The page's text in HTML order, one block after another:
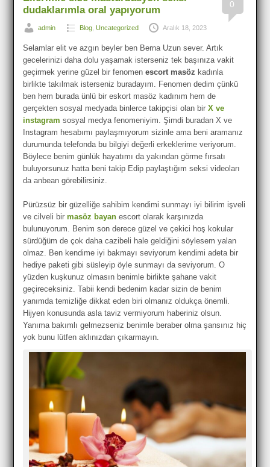
0
dudaklarımla oral yapıyorum
admin Blog ,Uncategorized Aralık 18, 2023
Selamlar elit ve azgın beyler ben Berna Uzun sever. Artık
gecelerinizi daha dolu yaşamak isterseniz tek başınıza vakit
geçirmek yerine güzel bir fenomenescort masöz kadınla
birlikte takılmak isterseniz buradayım. Fenomen dedim çünkü
ben hem burada ünlü bir eskort masöz kadınım hem de
gerçekten sosyal medyada binlerce takipçisi olan birX ve
instagram sosyal medya fenomeniyim. Şimdi buradan X ve
Instagram hesabımı paylaşmıyorum sizinle ama beni aramanız
durumunda telefonda bu bilgiyi değerli erkeklerime veriyorum.
Böylece benim günlük hayatımı da yakından görme fırsatı
buluyorsunuz hatta beni takip Edip paylaştığım seksi videoları
da anbean görebilirsiniz.
Pürüzsüz bir güzelliğe sahibim kendimi sunmayı iyi bilirim işveli
ve cilveli birmasöz bayan escort olarak karşınızda
bulunuyorum. Benim son derece güzel ve çekici hoş kokular
sürdüğüm de çok daha cazibeli hale geldiğini söylesem yalan
olmaz. Ben kendime iyi bakmayı seviyorum kendimi adeta bir
hediye paketi gibi süsleyip öyle sunmayı da seviyorum. O
yüzden kuşkunuz olmasın benimle birlikte şahane vakit
geçireceksiniz. Tabii kendi bedenim kadar sizin de benim
yanımda temizliğe dikkat eden biri olmanız oldukça önemli.
Hijyen konusunda asla taviz vermiyorum haberiniz olsun.
Yanıma bakımlı gelmezseniz benimle beraber olma şansınız hiç
yok bunu lütfen aklınızdan çıkarmayın.